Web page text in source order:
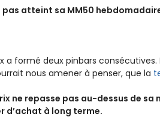
pas atteint sa MM50
a formé deux pinbars
nous amener à penser, que la
ne repasse pas au-dessus de
d’achat à long terme.